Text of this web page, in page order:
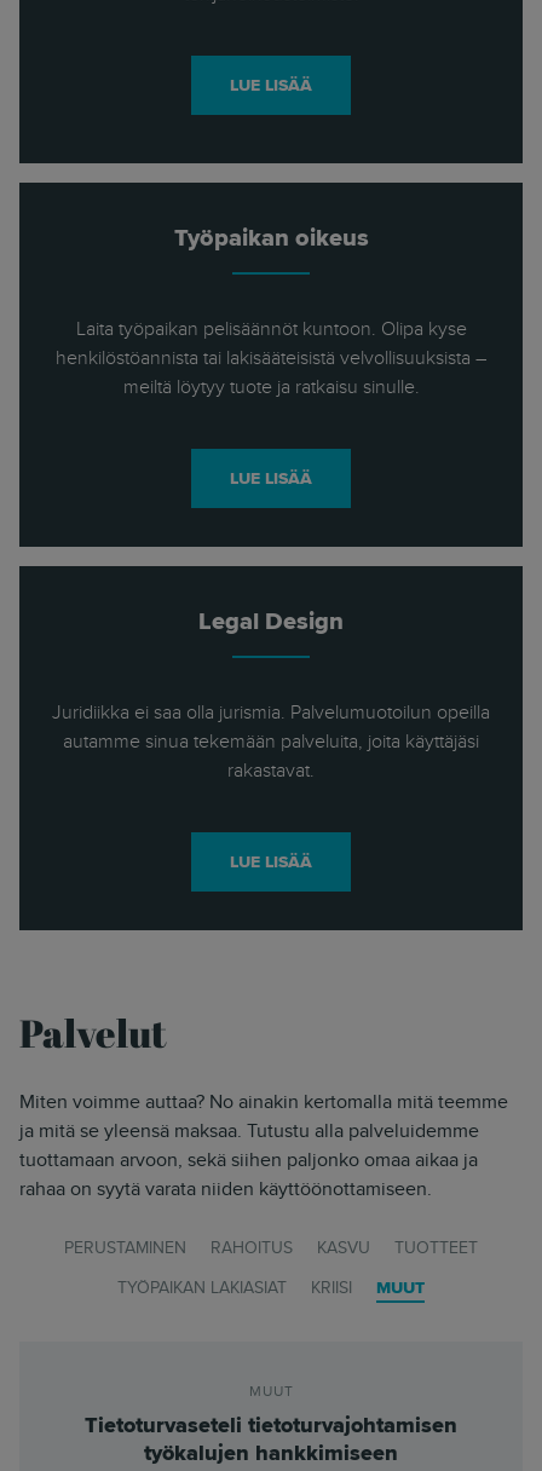
LUE LISÄÄ
Työpaikan oikeus
Laita työpaikan pelisäännöt kuntoon. Olipa kyse
henkilöstöannista tai lakisääteisistä velvollisuuksista –
meiltä löytyy tuote ja ratkaisu sinulle.
LUE LISÄÄ
Legal Design
Juridiikka ei saa olla jurismia. Palvelumuotoilun opeilla
autamme sinua tekemään palveluita, joita käyttäjäsi
rakastavat.
LUE LISÄÄ
Palvelut
Miten voimme auttaa? No ainakin kertomalla mitä teemme
ja mitä se yleensä maksaa. Tutustu alla palveluidemme
tuottamaan arvoon, sekä siihen paljonko omaa aikaa ja
rahaa on syytä varata niiden käyttöönottamiseen.
PERUSTAMINEN RAHOITUS KASVU
TUOTTEET
TYÖPAIKAN LAKIASIAT
KRIISI MUUT
MUUT
Tietoturvaseteli tietoturvajohtamisen
työkalujen hankkimiseen